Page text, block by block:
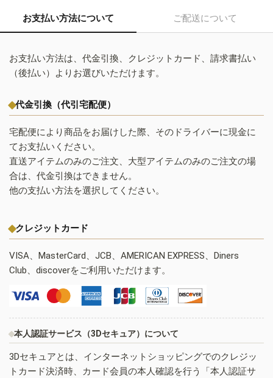
お支払い方法について ご配送について
お支払い方法は、代金引換、クレジットカード、請求書払い
（後払い）よりお選びいただけます。
代金引換（代引宅配便）
宅配便により商品をお届けした際、そのドライバーに現金に
てお支払いください。
直送アイテムのみのご注文、大型アイテムのみのご注文の場
合は、代金引換はできません。
他の支払い方法を選択してください。
クレジットカード
VISA、MasterCard、JCB、AMERICAN EXPRESS、Diners
Club、discoverをご利用いただけます。
本人認証サービス（3Dセキュア）について
3Dセキュアとは、インターネットショッピングでのクレジッ
トカード決済時、カード会員の本人確認を行う「本人認証サ